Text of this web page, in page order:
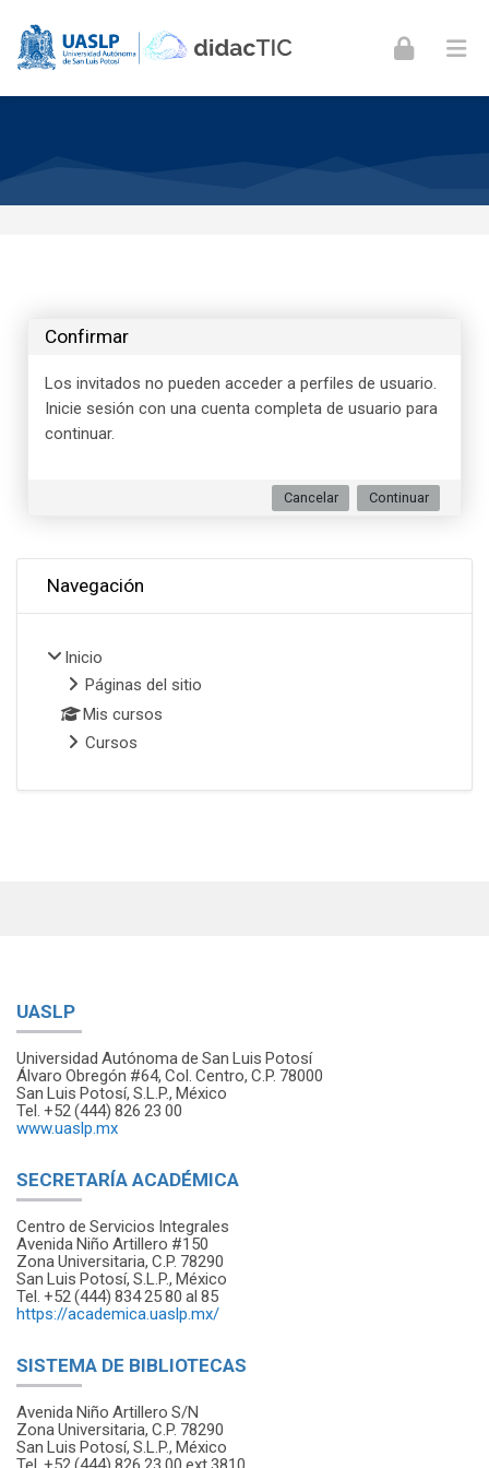
Confirmar
Los invitados no pueden acceder a perfiles de usuario.
Inicie sesión con una cuenta completa de usuario para
continuar.
Cancelar Continuar
Navegación
Inicio
Páginas del sitio
Mis cursos
Cursos
UASLP
Universidad Autónoma de San Luis Potosí
Álvaro Obregón #64, Col. Centro, C.P. 78000
San Luis Potosí, S.L.P., México
Tel. +52 (444) 826 23 00
www.uaslp.mx
SECRETARÍA ACADÉMICA
Centro de Servicios Integrales
Avenida Niño Artillero #150
Zona Universitaria, C.P. 78290
San Luis Potosí, S.L.P., México
Tel. +52 (444) 834 25 80 al 85
https://academica.uaslp.mx/
SISTEMA DE BIBLIOTECAS
Avenida Niño Artillero S/N
Zona Universitaria, C.P. 78290
San Luis Potosí, S.L.P., México